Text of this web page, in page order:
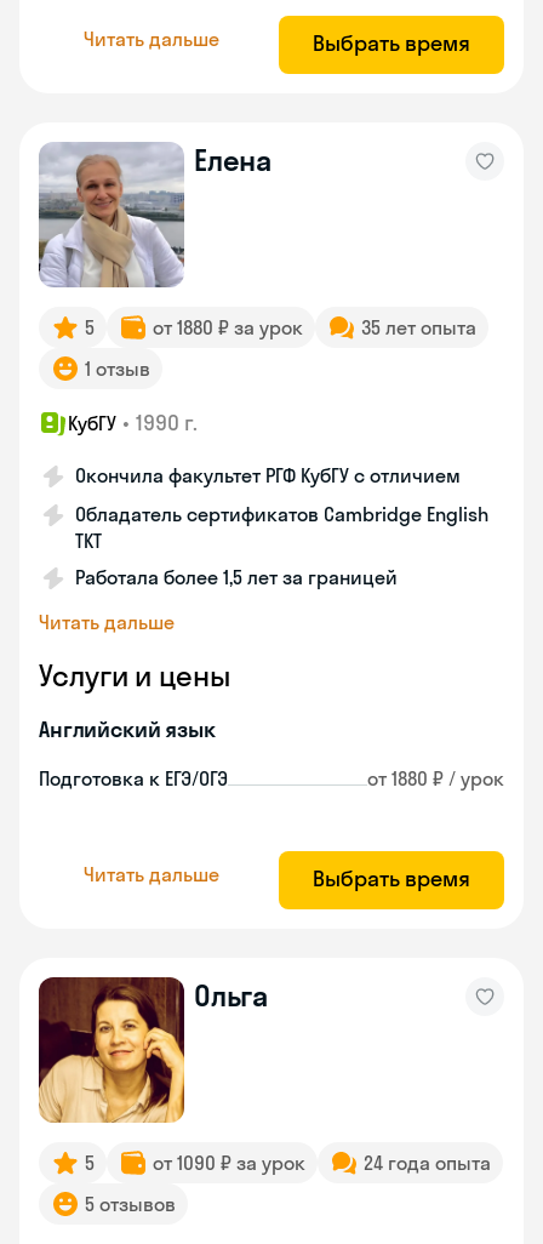
Читать дальше Выбрать время
Елена
5 от 1880 ₽ за урок
35 лет опыта
1 отзыв
КубГУ • 1990 г.
Окончила факультет РГФ КубГУ с отличием
Обладатель сертификатов Cambridge English
TKT
Работала более 1,5 лет за границей
Читать дальше
Услуги и цены
Английский язык
Подготовка к ЕГЭ/ОГЭ от 1880 ₽ / урок
Читать дальше Выбрать время
Ольга
5 от 1090 ₽ за урок
24 года опыта
5 отзывов